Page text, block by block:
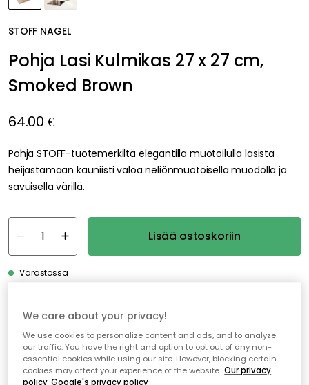
STOFF NAGEL
Pohja Lasi Kulmikas 27 x 27 cm,
Smoked Brown
64.00 €
Pohja STOFF-tuotemerkiltä elegantilla muotoilulla lasista
heijastamaan kauniisti valoa neliönmuotoisella muodolla ja
savuisella värillä.
Lisää ostoskoriin
Varastossa
STOFF NAGEL
Nagel Kynttilänjalka, Musta Kromi
43.00 €
We care about your privacy!
We use cookies to personalize content and ads, and to analyze
our traffic. You have the right and option to opt out of any non-
essential cookies while using our site. However, blocking certain
cookies may affect your experience of the website. Our privacy
policy Google's privacy policy